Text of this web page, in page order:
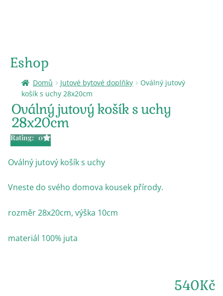
Eshop
Domů Jutové bytové doplňky
Oválný jutový
košík s uchy 28x20cm
Oválný jutový košík s uchy
28x20cm
Rating: 0
Oválný jutový košík s uchy
Vneste do svého domova kousek přírody.
rozměr 28x20cm, výška 10cm
materiál 100% juta
540Kč